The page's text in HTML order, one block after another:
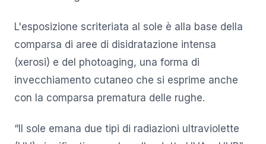
L'esposizione scriteriata al sole è alla base della
comparsa di aree di disidratazione intensa
(xerosi) e del photoaging, una forma di
invecchiamento cutaneo che si esprime anche
con la comparsa prematura delle rughe.
“Il sole emana due tipi di radiazioni ultraviolette